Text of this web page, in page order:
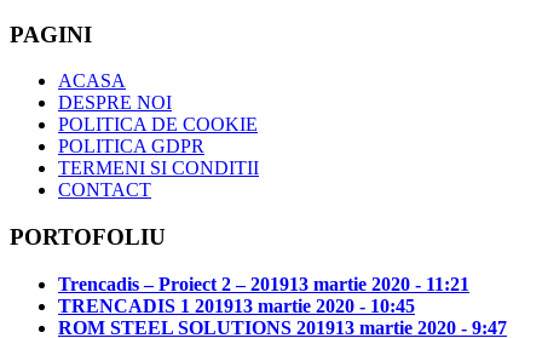
PAGINI
ACASA
DESPRE NOI
POLITICA DE COOKIE
POLITICA GDPR
TERMENI SI CONDITII
CONTACT
PORTOFOLIU
Trencadis – Proiect 2 – 201913 martie 2020 - 11:21
TRENCADIS 1 201913 martie 2020 - 10:45
ROM STEEL SOLUTIONS 201913 martie 2020 - 9:47